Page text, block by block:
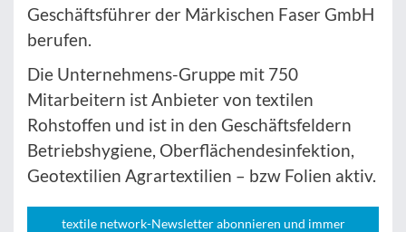
Geschäftsführer der Märkischen Faser GmbH
berufen.
Die Unternehmens-Gruppe mit 750
Mitarbeitern ist Anbieter von textilen
Rohstoffen und ist in den Geschäftsfeldern
Betriebshygiene, Oberflächendesinfektion,
Geotextilien Agrartextilien – bzw Folien aktiv.
textile network-Newsletter abonnieren und immer